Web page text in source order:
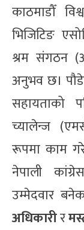
काठमाडौँ
भिजिटिङ
श्रम संगठन
अनुभव छ।
सहायताको
च्यालेन्ज
रूपमा काम
नेपाली
उम्मेदवार
अधिकारीर